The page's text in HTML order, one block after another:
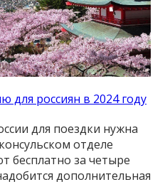
для россиян в 2024 году
для поездки нужна
отделе
бесплатно за четыре
дополнительная